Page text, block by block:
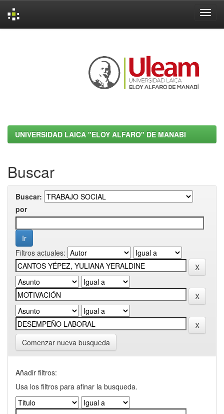
UNIVERSIDAD LAICA "ELOY ALFARO" DE MANABI
Buscar
Buscar:
por
Filtros actuales:
Comenzar nueva busqueda
Añadir filtros:
Usa los filtros para afinar la busqueda.